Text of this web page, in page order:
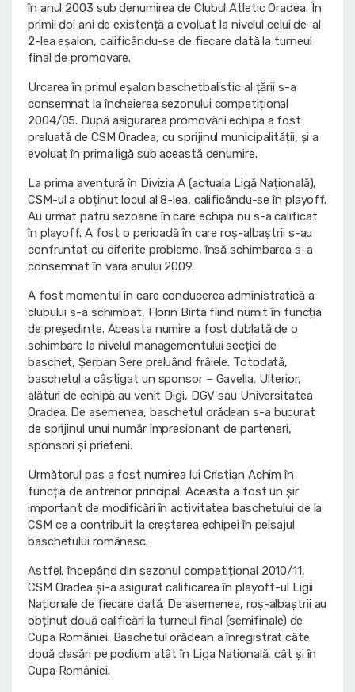
în anul 2003 sub denumirea de Clubul Atletic Oradea. În
primii doi ani de existență a evoluat la nivelul celui de-al
2-lea eșalon, calificându-se de fiecare dată la turneul
final de promovare.
Urcarea în primul eșalon baschetbalistic al țării s-a
consemnat la încheierea sezonului competițional
2004/05. După asigurarea promovării echipa a fost
preluată de CSM Oradea, cu sprijinul municipalității, și a
evoluat în prima ligă sub această denumire.
La prima aventură în Divizia A (actuala Ligă Națională),
CSM-ul a obținut locul al 8-lea, calificându-se în playoff.
Au urmat patru sezoane în care echipa nu s-a calificat
în playoff. A fost o perioadă în care roș-albaștrii s-au
confruntat cu diferite probleme, însă schimbarea s-a
consemnat în vara anului 2009.
A fost momentul în care conducerea administratică a
clubului s-a schimbat, Florin Birta fiind numit în funcția
de președinte. Aceasta numire a fost dublată de o
schimbare la nivelul managementului secției de
baschet, Șerban Sere preluând frâiele. Totodată,
baschetul a câștigat un sponsor – Gavella. Ulterior,
alături de echipă au venit Digi, DGV sau Universitatea
Oradea. De asemenea, baschetul orădean s-a bucurat
de sprijinul unui număr impresionant de parteneri,
sponsori și prieteni.
Următorul pas a fost numirea lui Cristian Achim în
funcția de antrenor principal. Aceasta a fost un șir
important de modificări în activitatea baschetului de la
CSM ce a contribuit la creșterea echipei în peisajul
baschetului românesc.
Astfel, începând din sezonul competițional 2010/11,
CSM Oradea și-a asigurat calificarea în playoff-ul Ligii
Naționale de fiecare dată. De asemenea, roș-albaștrii au
obținut două calificări la turneul final (semifinale) de
Cupa României. Baschetul orădean a înregistrat câte
două clasări pe podium atât în Liga Națională, cât și în
Cupa României.